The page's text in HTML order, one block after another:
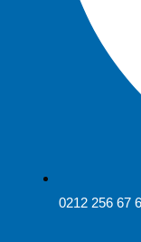
0212 256 67